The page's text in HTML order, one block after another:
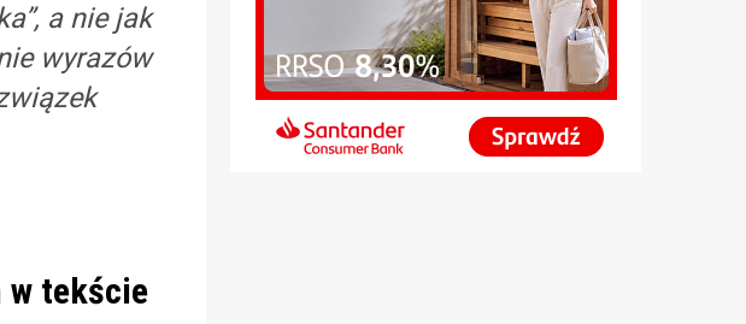
a nie jak
wyrazów
w tekście